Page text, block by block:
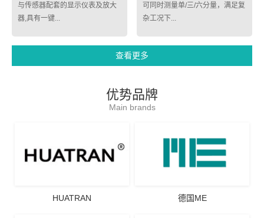
与传感器配套的显示仪表及放大
器,具有一键...
可同时测量单/三/六分量，满足复
杂工况下...
查看更多
优势品牌
Main brands
HUATRAN 德国ME